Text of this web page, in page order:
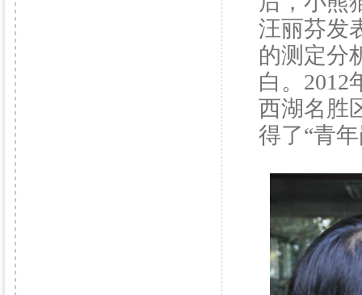
汪丽芬发
的测定分
白。2012
西湖名胜
得了“青